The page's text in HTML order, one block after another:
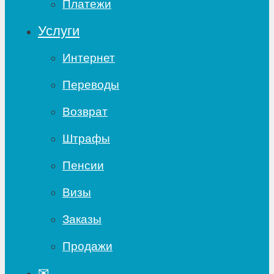
Платежи
Услуги
Интернет
Переводы
Возврат
Штрафы
Пенсии
Визы
Заказы
Продажи